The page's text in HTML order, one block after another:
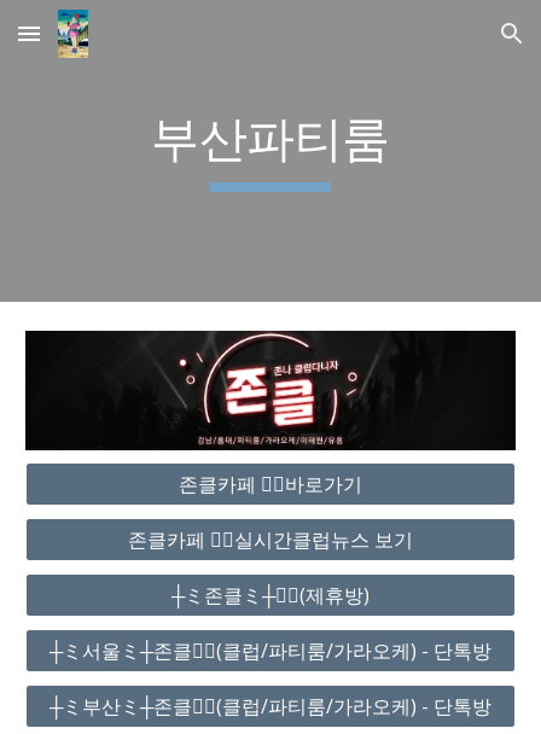
Skip to main content Skip to navigation
부산파티룸
존클카페 ❤️‍🔥바로가기
존클카페 ❤️‍🔥실시간클럽뉴스 보기
┼ミ존클ミ┼❤️‍🔥(제휴방)
┼ミ서울ミ┼존클❤️‍🔥(클럽/파티룸/가라오케) - 단톡방
┼ミ부산ミ┼존클❤️‍🔥(클럽/파티룸/가라오케) - 단톡방